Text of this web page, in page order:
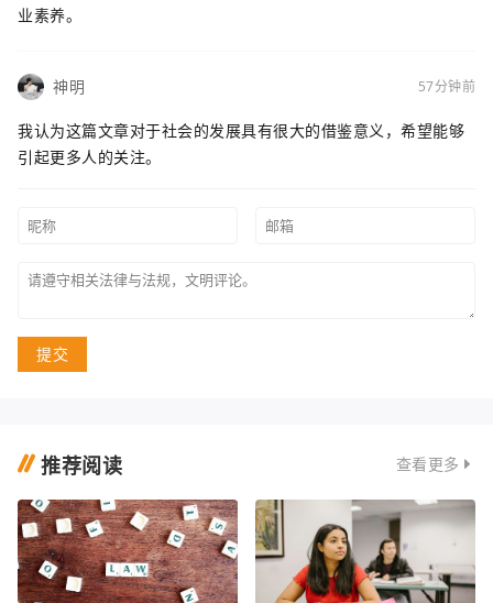
业素养。
神明 57分钟前
我认为这篇文章对于社会的发展具有很大的借鉴意义，希望能够
引起更多人的关注。
提交
推荐阅读 查看更多